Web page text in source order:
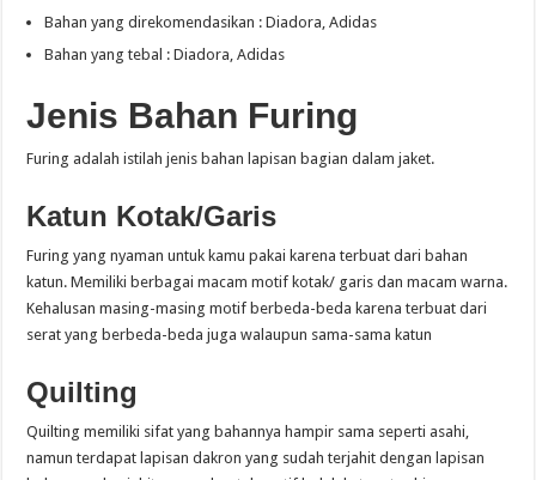
Bahan yang direkomendasikan : Diadora, Adidas
Bahan yang tebal : Diadora, Adidas
Jenis Bahan Furing
Furing adalah istilah jenis bahan lapisan bagian dalam jaket.
Katun Kotak/Garis
Furing yang nyaman untuk kamu pakai karena terbuat dari bahan
katun. Memiliki berbagai macam motif kotak/ garis dan macam warna.
Kehalusan masing-masing motif berbeda-beda karena terbuat dari
serat yang berbeda-beda juga walaupun sama-sama katun
Quilting
Quilting memiliki sifat yang bahannya hampir sama seperti asahi,
namun terdapat lapisan dakron yang sudah terjahit dengan lapisan